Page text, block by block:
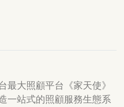
最大照顧平台《家天使》
一站式的照顧服務生態系